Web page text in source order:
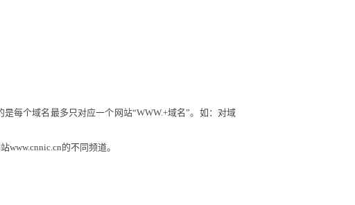
每个域名最多只对应一个网站“WWW.+域名”。如：对域
www.cnnic.cn的不同频道。